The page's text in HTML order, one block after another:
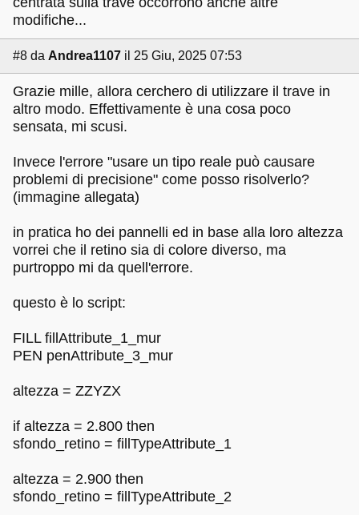
modifiche...
#8 da Andrea1107 il 25 Giu, 2025 07:53
Grazie mille, allora cerchero di utilizzare il trave in
altro modo. Effettivamente è una cosa poco
sensata, mi scusi.
Invece l'errore "usare un tipo reale può causare
problemi di precisione" come posso risolverlo?
(immagine allegata)
in pratica ho dei pannelli ed in base alla loro altezza
vorrei che il retino sia di colore diverso, ma
purtroppo mi da quell'errore.
questo è lo script:
FILL fillAttribute_1_mur
PEN penAttribute_3_mur
altezza = ZZYZX
if altezza = 2.800 then
sfondo_retino = fillTypeAttribute_1
altezza = 2.900 then
sfondo_retino = fillTypeAttribute_2